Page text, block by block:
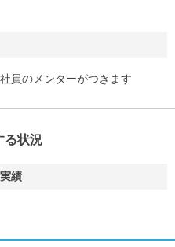
員のメンターがつきます
る状況
績